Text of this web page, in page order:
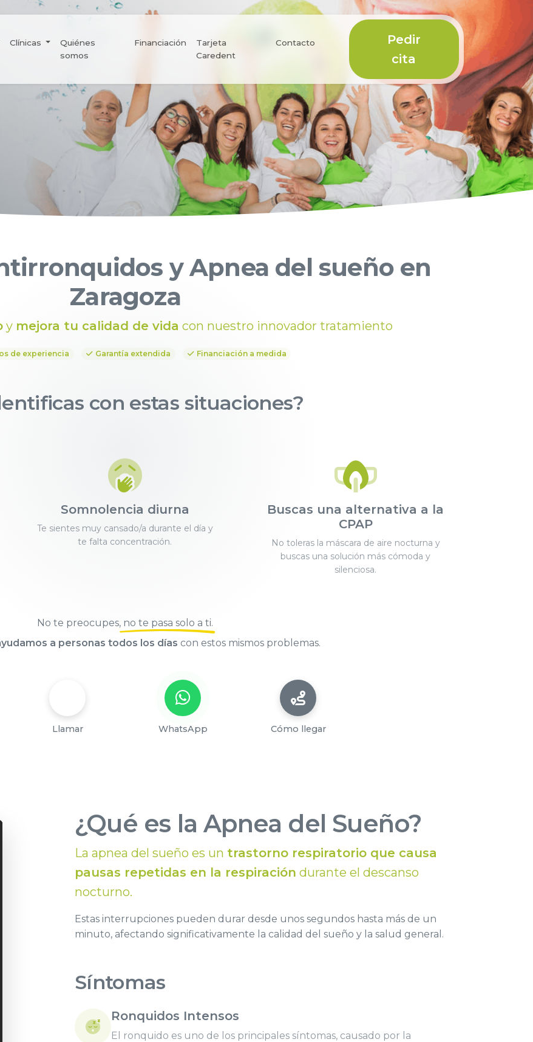
Pedir
cita
Clínicas
Quiénes
somos
Financiación
Tarjeta
Caredent
Contacto
y Apnea del sueño en
Zaragoza
y mejora tu calidad de vida con nuestro innovador tratamiento
de experiencia Garantía extendida Financiación a medida
con estas situaciones?
Somnolencia diurna
Te sientes muy cansado/a durante el día y
te falta concentración.
Buscas una alternativa a la
CPAP
No toleras la máscara de aire nocturna y
buscas una solución más cómoda y
silenciosa.
No te preocupes, no te pasa solo a ti.
a personas todos los días con estos mismos problemas.
Llamar WhatsApp Cómo llegar
¿Qué es la Apnea del Sueño?
La apnea del sueño es un trastorno respiratorio que causa
pausas repetidas en la respiración durante el descanso
nocturno.
Estas interrupciones pueden durar desde unos segundos hasta más de un
minuto, afectando significativamente la calidad del sueño y la salud general.
Síntomas
Ronquidos Intensos
El ronquido es uno de los principales síntomas, causado por la